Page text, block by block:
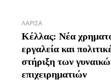
ΛΆΡΙΣΑ
Κέλλας: Νέα
εργαλεία και
στήριξη των
επιχειρηματιών